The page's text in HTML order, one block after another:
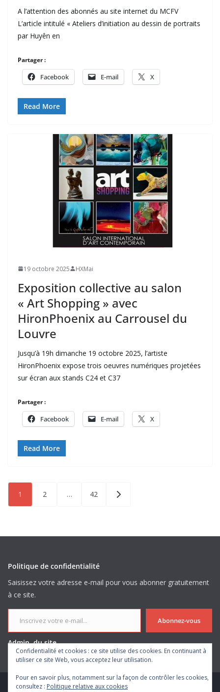
A l’attention des abonnés au site internet du MCFV
L’article intitulé « Ateliers d’initiation au dessin de portraits
par Huyên en
Partager :
Facebook E-mail X
Read More
19 octobre 2025 HXMai
Exposition collective au salon
« Art Shopping » avec
HironPhoenix au Carrousel du
Louvre
Jusqu’à 19h dimanche 19 octobre 2025, l’artiste
HironPhoenix expose trois oeuvres numériques projetées
sur écran aux stands C24 et C37
Partager :
Facebook E-mail X
Read More
Pagination
des
publications
1 2 … 42
Politique de confidentialité
Saisissez votre adresse e-mail pour vous abonner gratuitement
à ce site.
Inscrivez votre e-mail...
Abonnez-vous
Admin. du site
Confidentialité et cookies : ce site utilise des cookies. En continuant à
utiliser ce site Web, vous acceptez leur utilisation.
Pour en savoir plus, notamment sur la façon de contrôler les cookies,
consultez : Politique relative aux cookies